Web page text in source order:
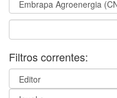
Filtros correntes: